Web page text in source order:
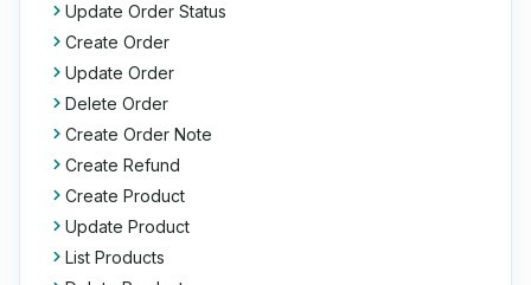
Update Order Status
Create Order
Update Order
Delete Order
Create Order Note
Create Refund
Create Product
Update Product
List Products